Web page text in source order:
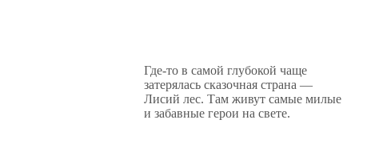
Где-то в самой глубокой чаще
затерялась сказочная страна —
Лисий лес. Там живут самые милые
и забавные герои на свете.